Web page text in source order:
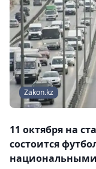
Zakon.kz
11 октября на
состоится